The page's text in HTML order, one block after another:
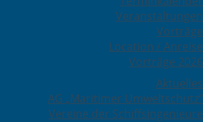
Veranstaltungen
Vorträge
Location / Anreise
Vorträge 2026
Aktuelles
AG „Maritimer Umweltschutz“
Vereine der Schiffsingenieure